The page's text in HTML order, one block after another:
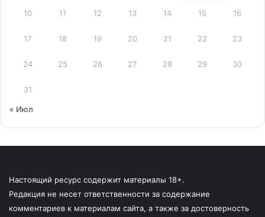
10 11 12 13 14 15 16
17 18 19 20 21 22 23
24 25 26 27 28 29 30
31
« Июл
Настоящий ресурс содержит материалы 18+.
Редакция не несет ответственности за содержание
комментариев к материалам сайта, а также за достоверность